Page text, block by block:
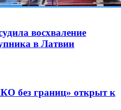
восхваление
в Латвии
без границ» открыт к